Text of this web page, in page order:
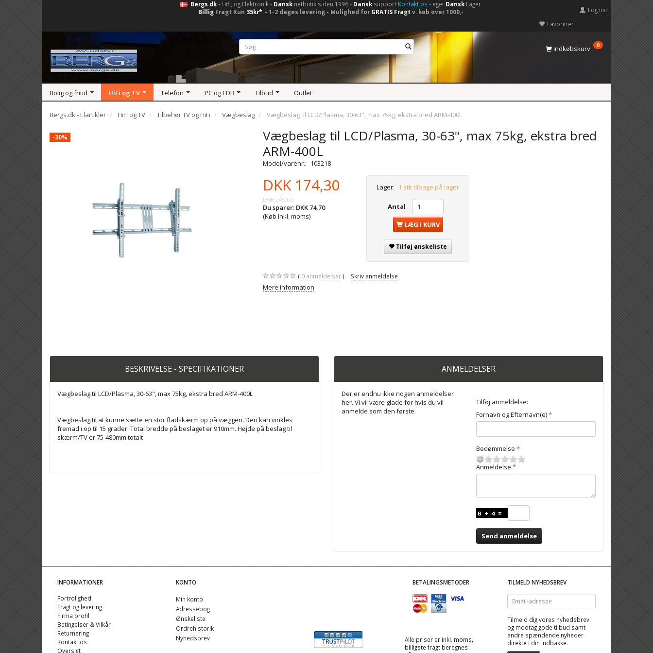
Bergs.dk- Hifi, og Elektronik - Dansknetbutik siden 1996 - Dansksupport Kontakt os - eget DanskLager
Billig Fragt Kun 35kr* - 1-2 dages levering - Mulighed for GRATIS Fragt v. køb over 1000,-
Favoritter
Log ind
Indkøbskurv 0
Bolig og fritid HiFi og TV Telefon PC og EDB Tilbud Outlet
Bergs.dk - Elartikler HiFi og TV Tilbehør TV og HiFi Vægbeslag Vægbeslag til LCD/Plasma, 30-63", max 75kg, ekstra bred ARM-400L
-30%
Vægbeslag til LCD/Plasma, 30-63", max 75kg, ekstra bred
ARM-400L
Model/varenr.: 103218
DKK 174,30
DKK 249,00
Du sparer: DKK 74,70
(Køb Inkl. moms)
Lager: 1 stk tilbage på lager
Antal
LÆG I KURV
Tilføj ønskeliste
0anmeldelser Skriv anmeldelse
Mere information
BESKRIVELSE - SPECIFIKATIONER
Vægbeslag til LCD/Plasma, 30-63", max 75kg, ekstra bred ARM-400L
Vægbeslag til at kunne sætte en stor fladskærm op på væggen. Den kan vinkles
fremad i op til 15 grader. Total bredde på beslaget er 910mm. Højde på beslag til
skærm/TV er 75-480mm totalt
ANMELDELSER
Der er endnu ikke nogen anmeldelser
her. Vi vil være glade for hvis du vil
anmelde som den første.
Tilføj anmeldelse:
Fornavn og Efternavn(e)
Bedømmelse
Anmeldelse
Send anmeldelse
INFORMATIONER
Fortrolighed
Fragt og levering
Firma profil
Betingelser & Vilkår
Returnering
Kontakt os
Oversigt
KONTO
Min konto
Adressebog
Ønskeliste
Ordrehistorik
Nyhedsbrev
BETALINGSMETODER
Alle priser er inkl. moms,
billigste fragt beregnes
TILMELD NYHEDSBREV
Email-
adresse
Tilmeld dig vores nyhedsbrev
og modtag gode tilbud samt
andre spændende nyheder
direkte i din indbakke.